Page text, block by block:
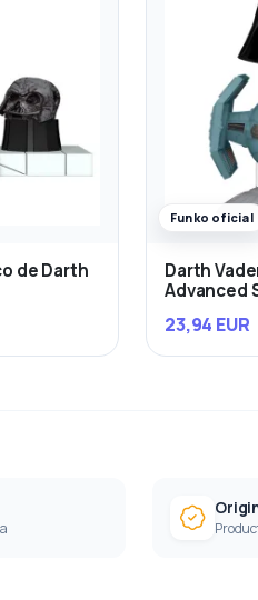
de Darth
Funko oficial
Darth
Advanced
23,94 EUR